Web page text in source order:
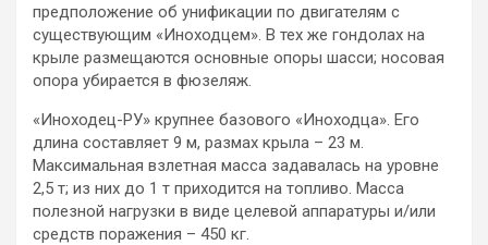
предположение об унификации по двигателям с
существующим «Иноходцем». В тех же гондолах на
крыле размещаются основные опоры шасси; носовая
опора убирается в фюзеляж.
«Иноходец-РУ» крупнее базового «Иноходца». Его
длина составляет 9 м, размах крыла – 23 м.
Максимальная взлетная масса задавалась на уровне
2,5 т; из них до 1 т приходится на топливо. Масса
полезной нагрузки в виде целевой аппаратуры и/или
средств поражения – 450 кг.